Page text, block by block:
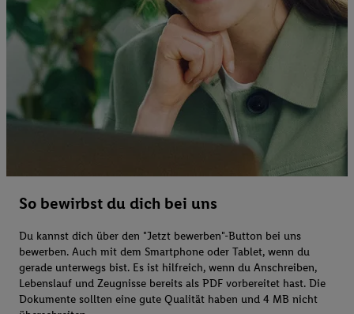
So bewirbst du dich bei uns
Du kannst dich über den "Jetzt bewerben"-Button bei uns
bewerben. Auch mit dem Smartphone oder Tablet, wenn du
gerade unterwegs bist. Es ist hilfreich, wenn du Anschreiben,
Lebenslauf und Zeugnisse bereits als PDF vorbereitet hast. Die
Dokumente sollten eine gute Qualität haben und 4 MB nicht